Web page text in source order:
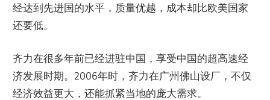
经达到先进国的水平，质量优越，成本却比欧美国家
还要低。
齐力在很多年前已经进驻中国，享受中国的超高速经
济发展时期。2006年时，齐力在广州佛山设厂，不仅
经济效益更大，还能抓紧当地的庞大需求。